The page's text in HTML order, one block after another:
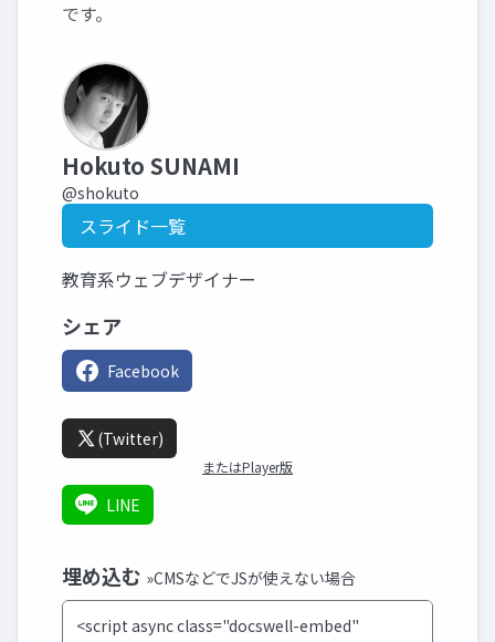
です。
Hokuto SUNAMI
@shokuto
スライド一覧
教育系ウェブデザイナー
シェア
Facebook
(Twitter)
またはPlayer版
LINE
埋め込む »CMSなどでJSが使えない場合